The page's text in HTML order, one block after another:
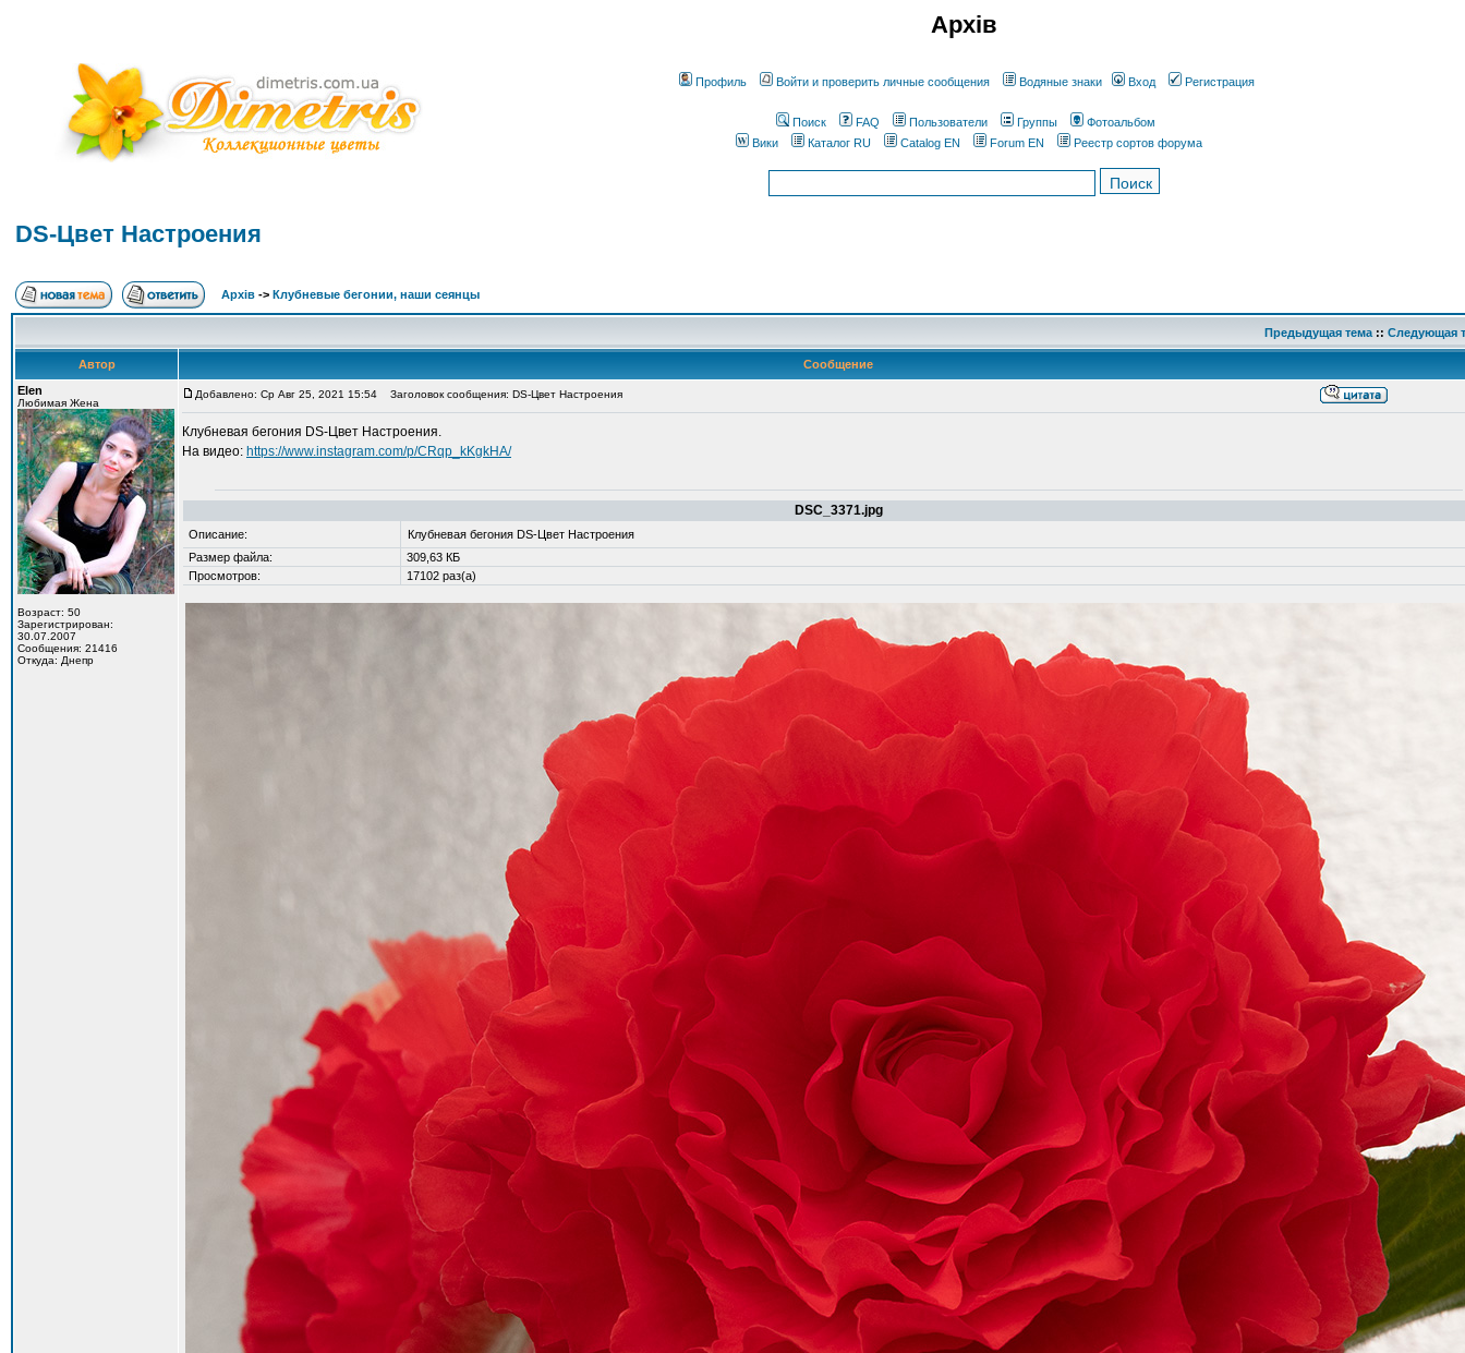
Архів
Профиль Войти и проверить личные сообщения Водяные знаки Вход Регистрация
Поиск FAQ Пользователи Группы
Фотоальбом
Вики
Каталог RU Catalog EN Forum EN Реестр сортов форума
DS-Цвет Настроения
Архів -> Клубневые бегонии, наши сеянцы
Предыдущая тема :: Следующая
Автор
Сообщение
Elen
Любимая Жена
Возраст: 50
Зарегистрирован:
30.07.2007
Сообщения: 21416
Откуда: Днепр
Добавлено: Ср Авг 25, 2021 15:54 Заголовок сообщения: DS-Цвет Настроения
Клубневая бегония DS-Цвет Настроения.
На видео: https://www.instagram.com/p/CRqp_kKgkHA/
DSC_3371.jpg
Описание:
Клубневая бегония DS-Цвет Настроения
Размер файла:
309,63 КБ
Просмотров:
17102 раз(а)